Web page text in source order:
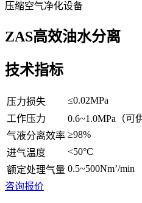
压缩空气净化设备
ZAS高效油水分离
技术指标
压力损失
≤0.02MPa
工作压力
0.6~1.0MPa（可
气液分离效率 ≥98%
进气温度
<50°C
额定处理气量 0.5~500Nm’/min
咨询报价